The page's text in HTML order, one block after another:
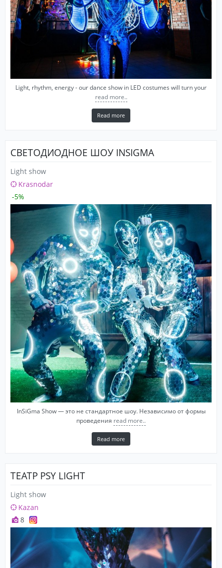
Light, rhythm, energy - our dance show in LED costumes will turn your
read more..
Read more
СВЕТОДИОДНОЕ ШОУ INSIGMA
Light show
Krasnodar
-5%
InSiGma Show — это не стандартное шоу. Независимо от формы
проведения read more..
Read more
ТЕАТР PSY LIGHT
Light show
Kazan
8